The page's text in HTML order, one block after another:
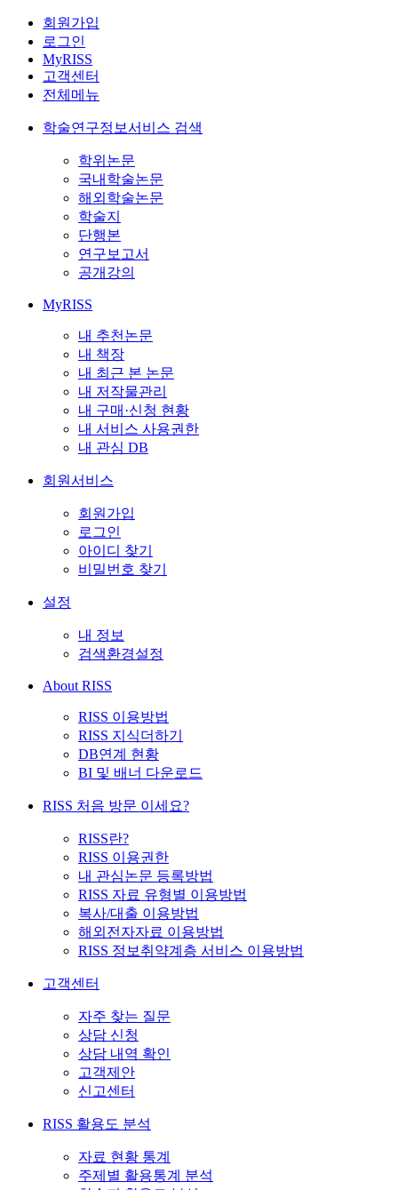
회원가입
로그인
MyRISS
고객센터
전체메뉴
학술연구정보서비스 검색
학위논문
국내학술논문
해외학술논문
학술지
단행본
연구보고서
공개강의
MyRISS
내 추천논문
내 책장
내 최근 본 논문
내 저작물관리
내 구매·신청 현황
내 서비스 사용권한
내 관심 DB
회원서비스
회원가입
로그인
아이디 찾기
비밀번호 찾기
설정
내 정보
검색환경설정
About RISS
RISS 이용방법
RISS 지식더하기
DB연계 현황
BI 및 배너 다운로드
RISS 처음 방문 이세요?
RISS란?
RISS 이용권한
내 관심논문 등록방법
RISS 자료 유형별 이용방법
복사/대출 이용방법
해외전자자료 이용방법
RISS 정보취약계층 서비스 이용방법
고객센터
자주 찾는 질문
상담 신청
상담 내역 확인
고객제안
신고센터
RISS 활용도 분석
자료 현황 통계
주제별 활용통계 분석